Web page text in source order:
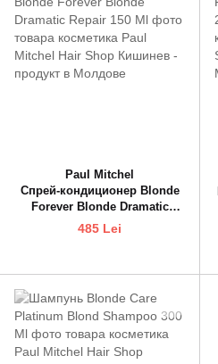
Paul Mitchel
Спрей-кондиционер Blonde
Forever Blonde Dramatic
Repair 150 Ml
485 Lei